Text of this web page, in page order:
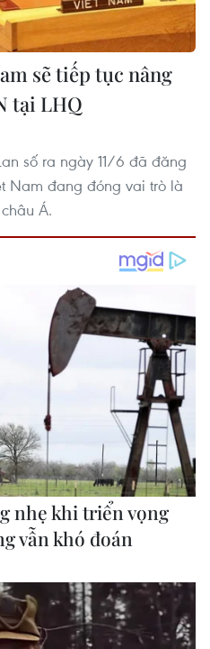
sẽ tiếp tục nâng
tại LHQ
số ra ngày 11/6 đã đăng
Nam đang đóng vai trò là
Á.